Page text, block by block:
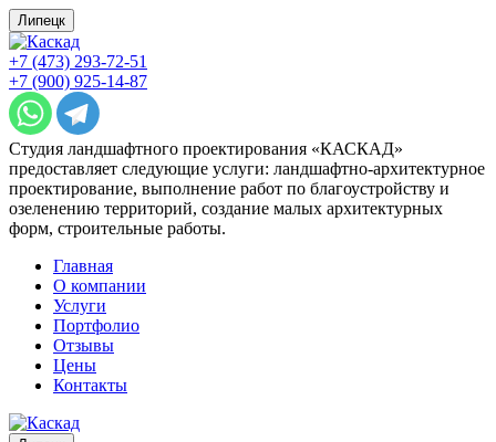
Липецк
+7 (473) 293-72-51
+7 (900) 925-14-87
Студия ландшафтного проектирования «КАСКАД»
предоставляет следующие услуги: ландшафтно-архитектурное
проектирование, выполнение работ по благоустройству и
озеленению территорий, создание малых архитектурных
форм, строительные работы.
Главная
О компании
Услуги
Портфолио
Отзывы
Цены
Контакты